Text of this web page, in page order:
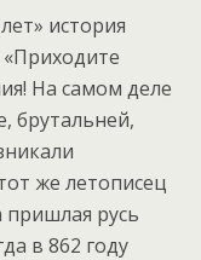
история
На самом деле
брутальней,
же летописец
пришлая русь
в 862 году